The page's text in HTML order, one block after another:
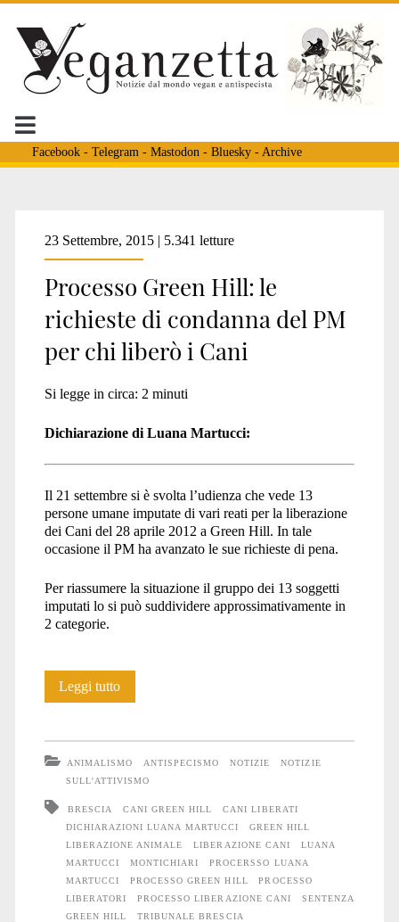
Facebook- Telegram - Mastodon - Bluesky- Archive
Tag:
<span>dichiarazioni
luana
martucci</span>
23 Settembre, 2015 | 5.341 letture
Processo Green Hill: le
richieste di condanna del PM
per chi liberò i Cani
Si legge in circa: 2 minuti
Dichiarazione di Luana Martucci:
Il 21 settembre si è svolta l’udienza che vede 13
persone umane imputate di vari reati per la liberazione
dei Cani del 28 aprile 2012 a Green Hill. In tale
occasione il PM ha avanzato le sue richieste di pena.
Per riassumere la situazione il gruppo dei 13 soggetti
imputati lo si può suddividere approssimativamente in
2 categorie.
Leggi tuttoProcesso
le
richieste
di
condanna
del
ANIMALISMO ANTISPECISMO NOTIZIE
NOTIZIE
SULL'ATTIVISMO
BRESCIA CANI GREEN HILL
CANI LIBERATI
DICHIARAZIONI LUANA MARTUCCI
GREEN HILL
LIBERAZIONE ANIMALE
LIBERAZIONE CANI
LUANA
MARTUCCI
MONTICHIARI
PROCERSSO LUANA
MARTUCCI
PROCESSO GREEN HILL
PROCESSO
LIBERATORI
PROCESSO LIBERAZIONE CANI
SENTENZA
GREEN HILL
TRIBUNALE BRESCIA